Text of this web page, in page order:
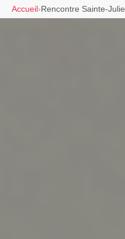
Accueil › Rencontre Sainte-Julie